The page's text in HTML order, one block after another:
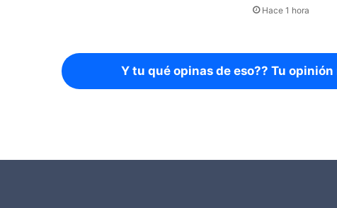
Hace 1 hora
Y tu qué opinas de eso?? Tu